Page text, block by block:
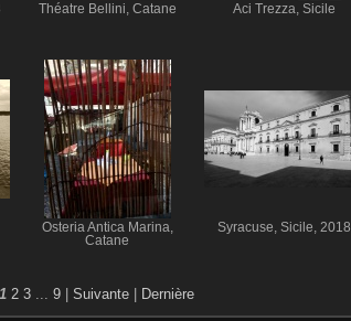
Théatre Bellini, Catane Aci Trezza, Sicile
Osteria Antica Marina,
Catane
Syracuse, Sicile, 2018
1 2 3... 9 Suivante Dernière